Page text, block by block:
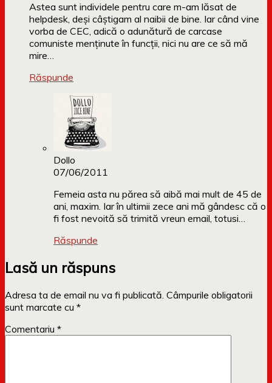
Astea sunt individele pentru care m-am lăsat de
helpdesk, deşi câştigam al naibii de bine. Iar când vine
vorba de CEC, adică o adunătură de carcase
comuniste menţinute în funcţii, nici nu are ce să mă
mire…
Răspunde
Dollo
07/06/2011
Femeia asta nu părea să aibă mai mult de 45 de
ani, maxim. Iar în ultimii zece ani mă gândesc că o
fi fost nevoită să trimită vreun email, totusi…
Răspunde
Lasă un răspuns
Adresa ta de email nu va fi publicată. Câmpurile obligatorii
sunt marcate cu *
Comentariu *